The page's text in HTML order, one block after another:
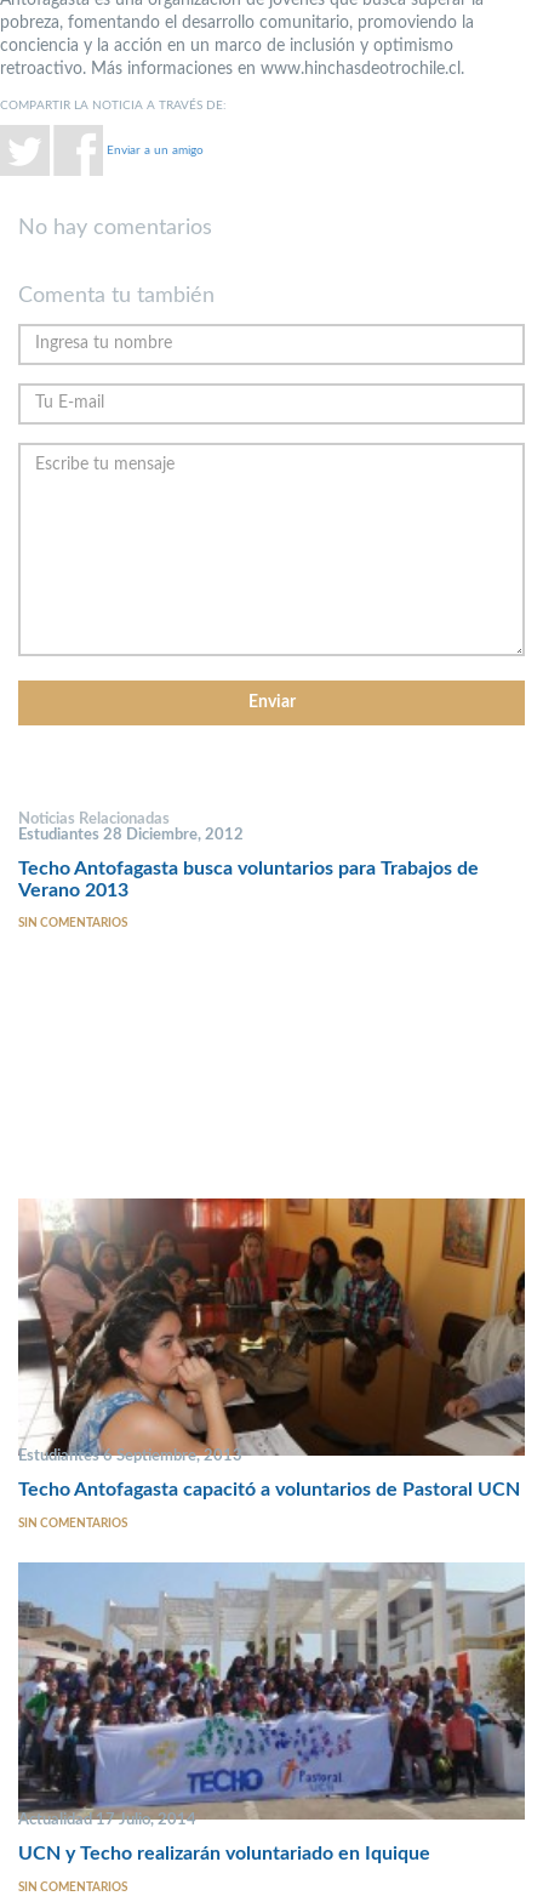
pobreza, fomentando el desarrollo comunitario, promoviendo la
conciencia y la acción en un marco de inclusión y optimismo
retroactivo. Más informaciones en www.hinchasdeotrochile.cl.
COMPARTIR LA NOTICIA A TRAVÉS DE:
Enviar a un amigo
No hay comentarios
Comenta tu también
Noticias Relacionadas
Estudiantes 28 Diciembre, 2012
Techo Antofagasta busca voluntarios para Trabajos de
Verano 2013
SIN COMENTARIOS
Estudiantes 6 Septiembre, 2013
Techo Antofagasta capacitó a voluntarios de Pastoral UCN
SIN COMENTARIOS
Actualidad 17 Julio, 2014
UCN y Techo realizarán voluntariado en Iquique
SIN COMENTARIOS